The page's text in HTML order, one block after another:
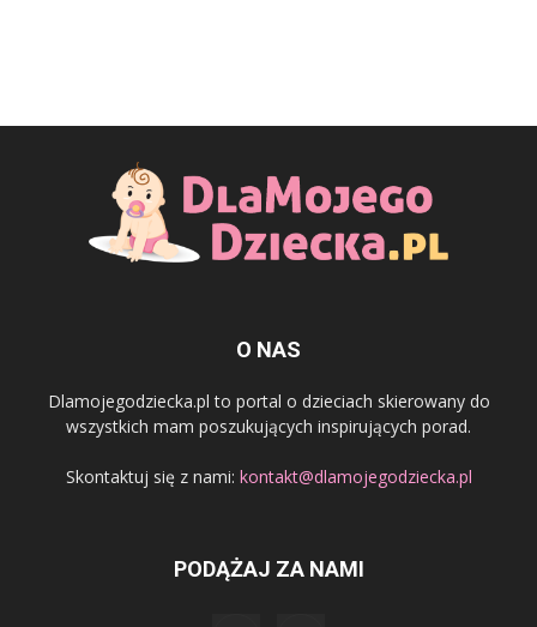
O NAS
Dlamojegodziecka.pl to portal o dzieciach skierowany do
wszystkich mam poszukujących inspirujących porad.
Skontaktuj się z nami: kontakt@dlamojegodziecka.pl
PODĄŻAJ ZA NAMI